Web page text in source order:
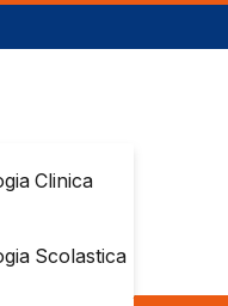
Clinica
Scolastica